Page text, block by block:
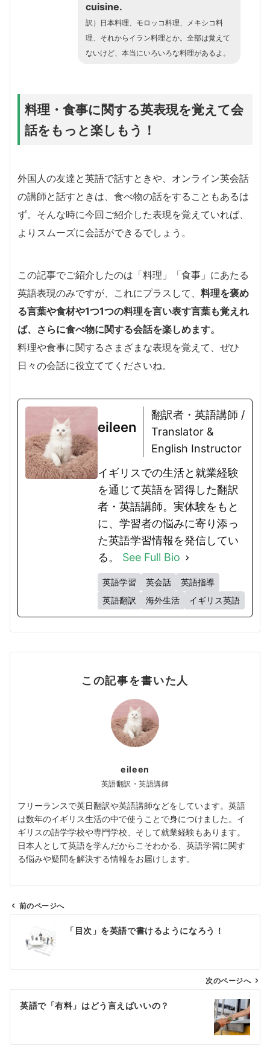
cuisine.
訳）日本料理、モロッコ料理、メキシコ料
理、それからイラン料理とか。全部は覚えて
ないけど、本当にいろいろな料理があるよ。
料理・食事に関する英表現を覚えて会
話をもっと楽しもう！
外国人の友達と英語で話すときや、オンライン英会話
の講師と話すときは、食べ物の話をすることもあるは
ず。そんな時に今回ご紹介した表現を覚えていれば、
よりスムーズに会話ができるでしょう。
この記事でご紹介したのは「料理」「食事」にあたる
英語表現のみですが、これにプラスして、 料理を褒め
る言葉や食材や1つ1つの料理を言い表す言葉も覚えれ
ば、さらに食べ物に関する会話を楽しめます。
料理や食事に関するさまざまな表現を覚えて、ぜひ
日々の会話に役立ててくださいね。
eileen
翻訳者・英語講師 /
Translator &
English Instructor
イギリスでの生活と就業経験
を通じて英語を習得した翻訳
者・英語講師。実体験をもと
に、学習者の悩みに寄り添っ
た英語学習情報を発信してい
る。 See Full Bio
英語学習 英会話
英語指導
英語翻訳
海外生活 イギリス英語
この記事を書いた人
eileen
英語翻訳・英語講師
フリーランスで英日翻訳や英語講師などをしています。英語
は数年のイギリス生活の中で使うことで身につけました。イ
ギリスの語学学校や専門学校、そして就業経験もあります。
日本人として英語を学んだからこそわかる、英語学習に関す
る悩みや疑問を解決する情報をお届けします。
ビ
ン
前のページへ
「目次」を英語で書けるようになろう！
次のページへ
英語で「有料」はどう言えばいいの？